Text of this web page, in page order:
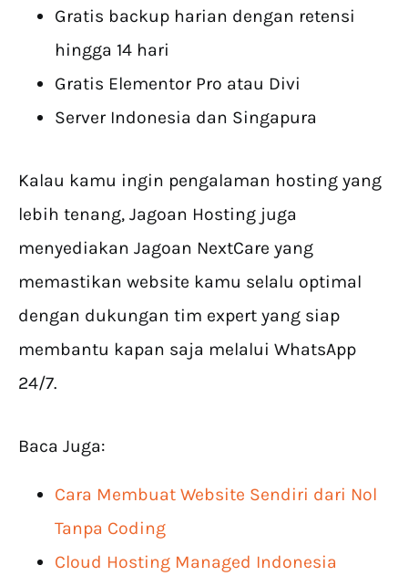
Gratis backup harian dengan retensi
hingga 14 hari
Gratis Elementor Pro atau Divi
Server Indonesia dan Singapura
Kalau kamu ingin pengalaman hosting yang
lebih tenang, Jagoan Hosting juga
menyediakan Jagoan NextCare yang
memastikan website kamu selalu optimal
dengan dukungan tim expert yang siap
membantu kapan saja melalui WhatsApp
24/7.
Baca Juga:
Cara Membuat Website Sendiri dari Nol
Tanpa Coding
Cloud Hosting Managed Indonesia